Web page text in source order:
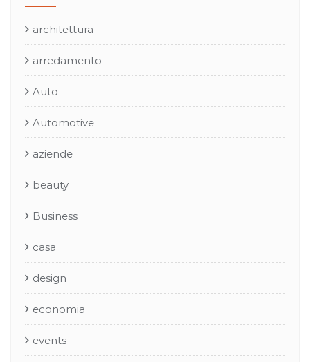
architettura
arredamento
Auto
Automotive
aziende
beauty
Business
casa
design
economia
events